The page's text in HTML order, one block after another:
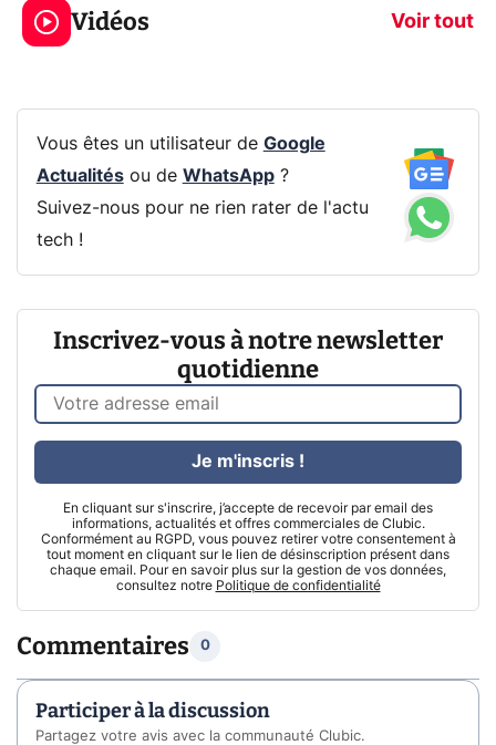
Vidéos Voir tout
prochaine Xbox !
navigation
Vous êtes un utilisateur de Google
Actualitésou de WhatsApp?
Suivez-nous pour ne rien rater de l'actu
tech !
Inscrivez-vous à notre newsletter
quotidienne
En cliquant sur s'inscrire, j’accepte de recevoir par email des
informations, actualités et offres commerciales de Clubic.
Conformément au RGPD, vous pouvez retirer votre consentement à
tout moment en cliquant sur le lien de désinscription présent dans
chaque email. Pour en savoir plus sur la gestion de vos données,
consultez notre Politique de confidentialité
Je m'inscris !
Commentaires 0
Participer à la discussion
Partagez votre avis avec la communauté Clubic.